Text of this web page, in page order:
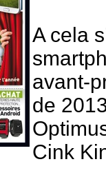
A cela
avant-
de
Cink